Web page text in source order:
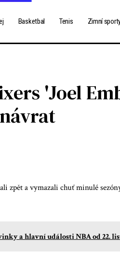
Basketbal Tenis Zimní
'Joel
zpět a vymazali chuť minulé
a hlavní události NBA od 22.